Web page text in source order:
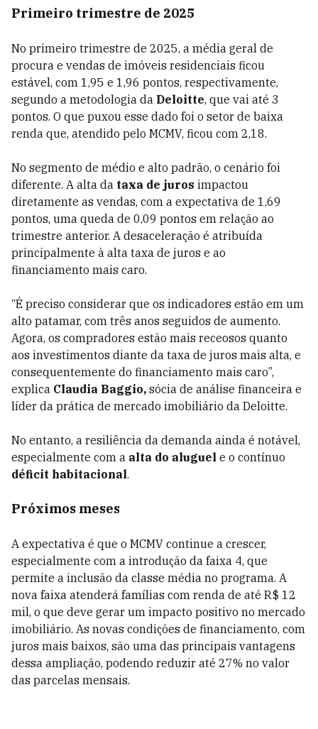
Primeiro trimestre de 2025
No primeiro trimestre de 2025, a média geral de
procura e vendas de imóveis residenciais ficou
estável, com 1,95 e 1,96 pontos, respectivamente,
segundo a metodologia da Deloitte, que vai até 3
pontos. O que puxou esse dado foi o setor de baixa
renda que, atendido pelo MCMV, ficou com 2,18.
No segmento de médio e alto padrão, o cenário foi
diferente. A alta da taxa de juros impactou
diretamente as vendas, com a expectativa de 1,69
pontos, uma queda de 0,09 pontos em relação ao
trimestre anterior. A desaceleração é atribuída
principalmente à alta taxa de juros e ao
financiamento mais caro.
“É preciso considerar que os indicadores estão em um
alto patamar, com três anos seguidos de aumento.
Agora, os compradores estão mais receosos quanto
aos investimentos diante da taxa de juros mais alta, e
consequentemente do financiamento mais caro”,
explica Claudia Baggio, sócia de análise financeira e
líder da prática de mercado imobiliário da Deloitte.
No entanto, a resiliência da demanda ainda é notável,
especialmente com a alta do aluguel e o contínuo
déficit habitacional.
Próximos meses
A expectativa é que o MCMV continue a crescer,
especialmente com a introdução da faixa 4, que
permite a inclusão da classe média no programa. A
nova faixa atenderá famílias com renda de até R$ 12
mil, o que deve gerar um impacto positivo no mercado
imobiliário. As novas condições de financiamento, com
juros mais baixos, são uma das principais vantagens
dessa ampliação, podendo reduzir até 27% no valor
das parcelas mensais.